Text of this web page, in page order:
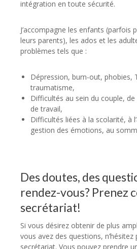
intégration en toute sécurité.
J’accompagne les enfants (parfois
leurs parents), les ados et les
problèmes tels que :
Dépression, burn-out, phobies,
traumatisme,
Difficultés au sein du couple,
de travail,
Difficultés liées à la scolarité, à
gestion des émotions, au
Des doutes, des
rendez-vous? Prenez
secrétariat!
Si vous désirez obtenir de plus
vous avez des questions, n’hésitez
secrétariat. Vous pouvez prendre